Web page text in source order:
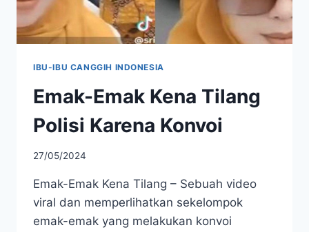
IBU-IBU CANGGIH INDONESIA
Emak-Emak Kena Tilang
Polisi Karena Konvoi
27/05/2024
Emak-Emak Kena Tilang – Sebuah video
viral dan memperlihatkan sekelompok
emak-emak yang melakukan konvoi